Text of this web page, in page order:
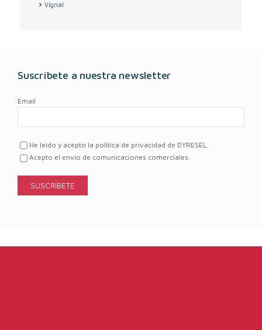
Vignal
Suscríbete a nuestra newsletter
Email
He leído y acepto la política de privacidad de DYRESEL.
Acepto el envío de comunicaciones comerciales.